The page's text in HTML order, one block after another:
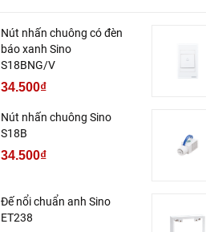
Nút nhấn chuông có đèn
báo xanh Sino
S18BNG/V
34.500₫
Nút nhấn chuông Sino
S18B
34.500₫
Đế nổi chuẩn anh Sino
ET238